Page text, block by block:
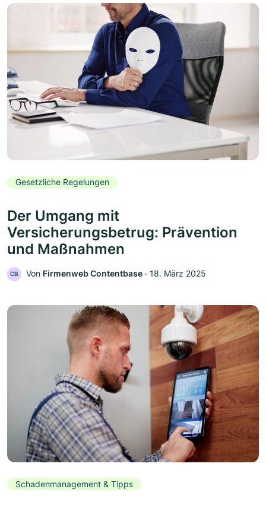
Gesetzliche Regelungen
Der Umgang mit
Versicherungsbetrug: Prävention
und Maßnahmen
CB Von Firmenweb Contentbase ‧ 18. März 2025
Schadenmanagement & Tipps